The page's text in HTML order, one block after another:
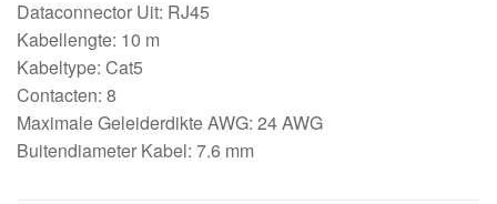
Dataconnector Uit: RJ45
Kabellengte: 10 m
Kabeltype: Cat5
Contacten: 8
Maximale Geleiderdikte AWG: 24 AWG
Buitendiameter Kabel: 7.6 mm